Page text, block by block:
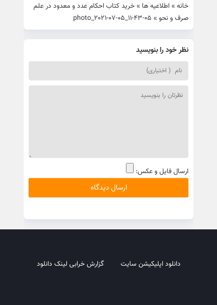
خانه» اطلاعیه ها » خرید کتاب احکام عدد و معدود در علم
صرف و نحو»
photo_2021-07-05_11-43-05
نظر خود را بنویسید
ارسال فایل و عکس:
دانلود اپلیکیشن سایت گزارش خرابی لینک دانلود